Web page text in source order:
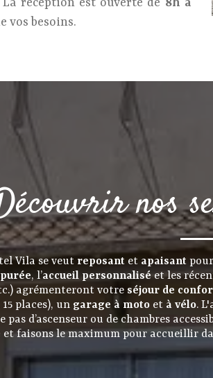
réception est ouverte de 8h à
vos besoins.
nos
Vila se veut reposant et apaisant
, l’accueil personnalisé et les
agrémenteront votre séjour de
places), un garage à motoet à vélo.
pas d’ascenseur ou de chambres
et faisons le maximum pour accueillir